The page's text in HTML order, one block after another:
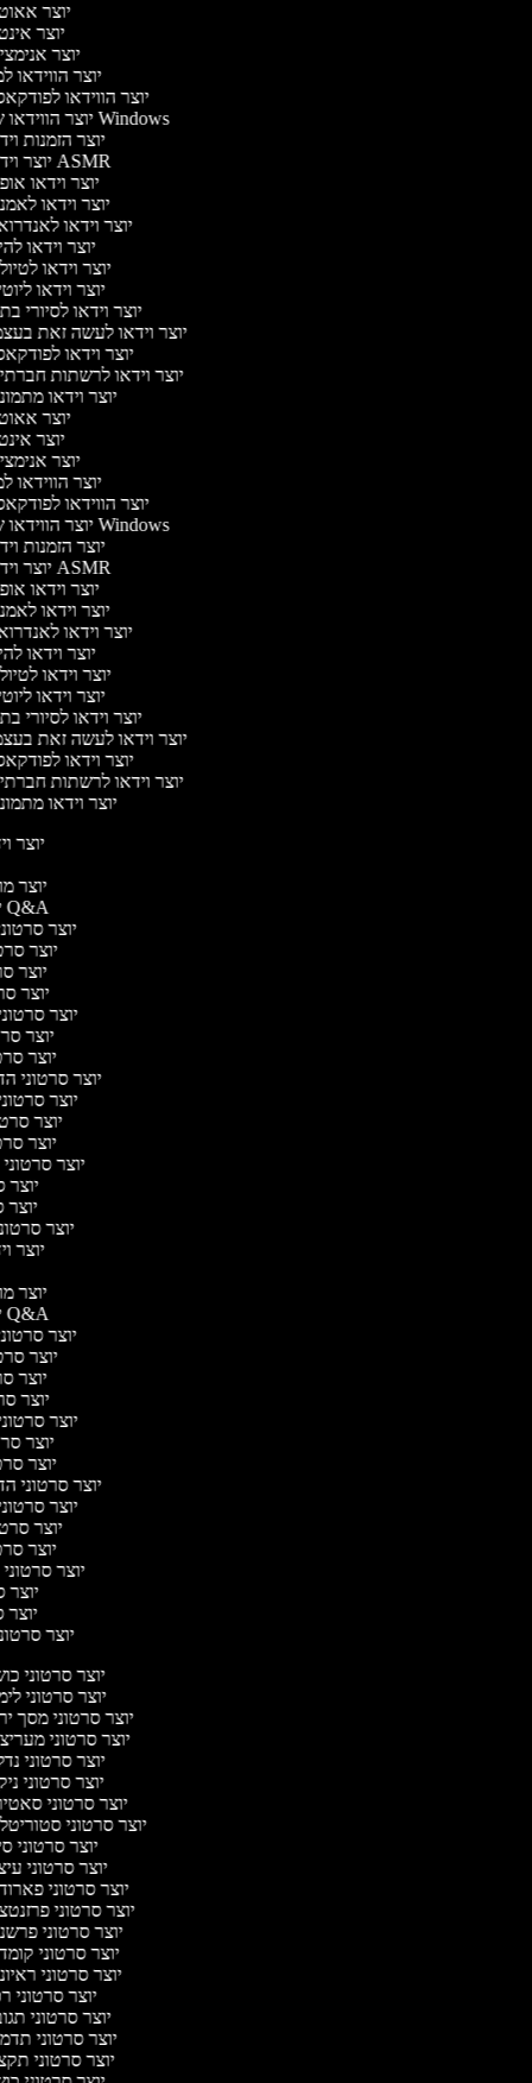
יוצר
יוצר
יוצר
יוצר הווידאו
יוצר הווידאו
יוצר הווידאו של Windows
יוצר הזמנות
יוצר וידאו ASMR
יוצר וידאו
יוצר וידאו
יוצר וידאו
יוצר וידאו
יוצר וידאו
יוצר וידאו
יוצר וידאו לסיורי
יוצר וידאו לעשה זאת
יוצר וידאו
יוצר וידאו לרשתות
יוצר וידאו
יוצר
יוצר
יוצר
יוצר הווידאו
יוצר הווידאו
יוצר הווידאו של Windows
יוצר הזמנות
יוצר וידאו ASMR
יוצר וידאו
יוצר וידאו
יוצר וידאו
יוצר וידאו
יוצר וידאו
יוצר וידאו
יוצר וידאו לסיורי
יוצר וידאו לעשה זאת
יוצר וידאו
יוצר וידאו לרשתות
יוצר וידאו
יוצר
יוצר
יוצר סרטוני Q&A
יוצר
יוצר
יוצר
יוצר
יוצר
יוצר
יוצר
יוצר סרטוני
יוצר
יוצר
יוצר
יוצר
יוצר
יוצר
יוצר
יוצר
יוצר
יוצר סרטוני Q&A
יוצר
יוצר
יוצר
יוצר
יוצר
יוצר
יוצר
יוצר סרטוני
יוצר
יוצר
יוצר
יוצר
יוצר
יוצר
יוצר
יוצר סרטוני
יוצר סרטוני
יוצר סרטוני מסך
יוצר סרטוני
יוצר סרטוני
יוצר סרטוני
יוצר סרטוני
יוצר סרטוני
יוצר סרטוני
יוצר סרטוני
יוצר סרטוני
יוצר סרטוני
יוצר סרטוני
יוצר סרטוני
יוצר סרטוני
יוצר סרטוני
יוצר סרטוני
יוצר סרטוני
יוצר סרטוני